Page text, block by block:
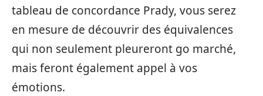
tableau de concordance Prady, vous serez
en mesure de découvrir des équivalences
qui non seulement pleureront go marché,
mais feront également appel à vos
émotions.